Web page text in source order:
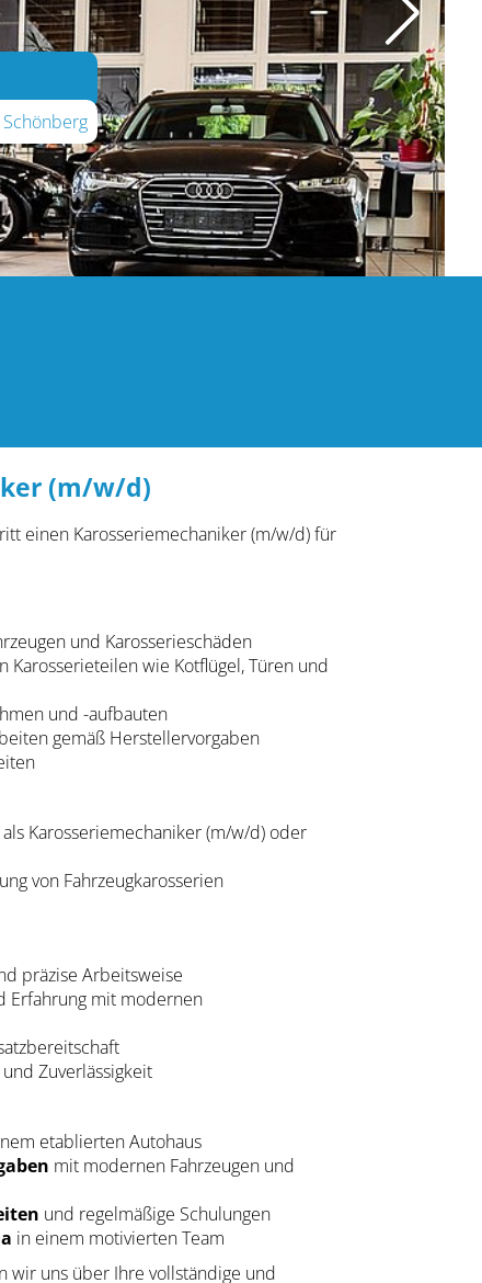
(m/w/d)
einen Karosseriemechaniker (m/w/d) für
und Karosserieschäden
Karosserieteilen wie Kotflügel, Türen und
und -aufbauten
gemäß Herstellervorgaben
Karosseriemechaniker (m/w/d) oder
von Fahrzeugkarosserien
präzise Arbeitsweise
Erfahrung mit modernen
Zuverlässigkeit
etablierten Autohaus
mit modernen Fahrzeugen und
und regelmäßige Schulungen
in einem motivierten Team
wir uns über Ihre vollständige und